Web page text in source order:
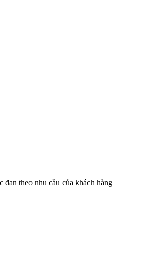
theo nhu cầu của khách hàng